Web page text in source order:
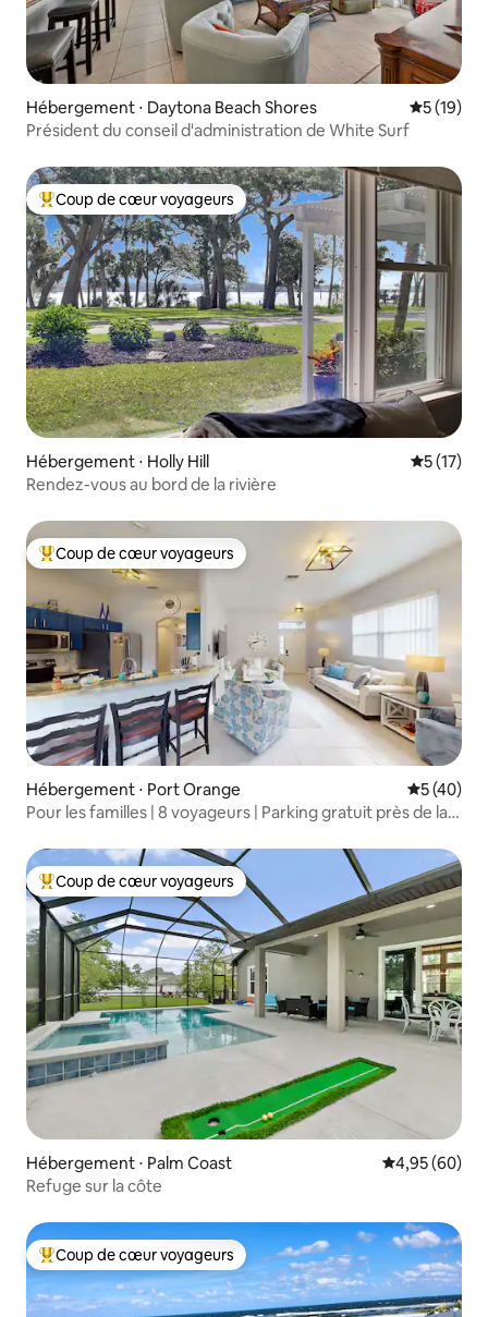
Hébergement ⋅ Daytona Beach Shores
5 (19)
Président du conseil d'administration de White Surf
Coups de cœur voyageurs les plus appréciés
Coup de cœur voyageurs
Hébergement ⋅ Holly Hill
5 (17)
Rendez-vous au bord de la rivière
Coups de cœur voyageurs les plus appréciés
Coup de cœur voyageurs
Hébergement ⋅ Port Orange
5 (40)
Pour les familles | 8 voyageurs | Parking gratuit près de la
Coups de cœur voyageurs les plus appréciés
Coup de cœur voyageurs
Hébergement ⋅ Palm Coast Évaluation
4,95 (60)
Refuge sur la côte
Coups de cœur voyageurs les plus appréciés
Coup de cœur voyageurs